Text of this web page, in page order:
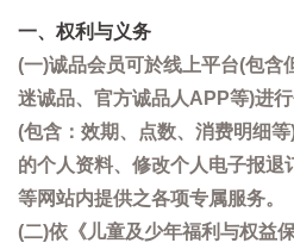
一、权利与义务
(一)诚品会员可於线上平台(包含
迷诚品、官方诚品人APP等)进
(包含：效期、点数、消费明细
的个人资料、修改个人电子报退
等网站内提供之各项专属服务。
(二)依《儿童及少年福利与权益